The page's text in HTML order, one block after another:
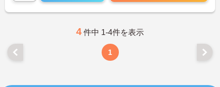
4 件中 1-4件を表示
1